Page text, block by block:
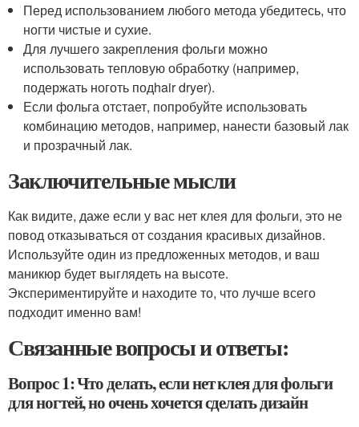
Перед использованием любого метода убедитесь, что
ногти чистые и сухие.
Для лучшего закрепления фольги можно
использовать тепловую обработку (например,
подержать ноготь подhair dryer).
Если фольга отстает, попробуйте использовать
комбинацию методов, например, нанести базовый лак
и прозрачный лак.
Заключительные мысли
Как видите, даже если у вас нет клея для фольги, это не
повод отказываться от создания красивых дизайнов.
Используйте один из предложенных методов, и ваш
маникюр будет выглядеть на высоте.
Экспериментируйте и находите то, что лучше всего
подходит именно вам!
Связанные вопросы и ответы:
Вопрос 1: Что делать, если нет клея для фольги
для ногтей, но очень хочется сделать дизайн